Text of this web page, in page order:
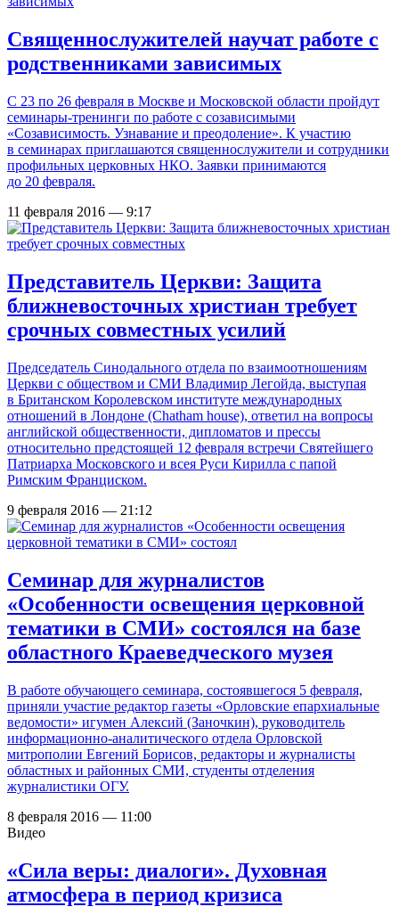
Священнослужителей научат работе с
родственниками зависимых
С 23 по 26 февраля в Москве и Московской области пройдут
семинары-тренинги по работе с созависимыми
«Созависимость. Узнавание и преодоление». К участию
в семинарах приглашаются священнослужители и сотрудники
профильных церковных НКО. Заявки принимаются
до 20 февраля.
11 февраля 2016 — 9:17
Представитель Церкви: Защита
ближневосточных христиан требует
срочных совместных усилий
Председатель Синодального отдела по взаимоотношениям
Церкви с обществом и СМИ Владимир Легойда, выступая
в Британском Королевском институте международных
отношений в Лондоне (Chatham house), ответил на вопросы
английской общественности, дипломатов и прессы
относительно предстоящей 12 февраля встречи Святейшего
Патриарха Московского и всея Руси Кирилла с папой
Римским Франциском.
9 февраля 2016 — 21:12
Семинар для журналистов
«Особенности освещения церковной
тематики в СМИ» состоялся на базе
областного Краеведческого музея
В работе обучающего семинара, состоявшегося 5 февраля,
приняли участие редактор газеты «Орловские епархиальные
ведомости» игумен Алексий (Заночкин), руководитель
информационно-аналитического отдела Орловской
митрополии Евгений Борисов, редакторы и журналисты
областных и районных СМИ, студенты отделения
журналистики ОГУ.
8 февраля 2016 — 11:00
Видео
«Сила веры: диалоги». Духовная
атмосфера в период кризиса